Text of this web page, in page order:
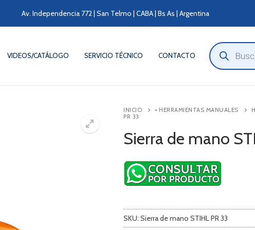
Av. Independencia 772 | San Telmo | CABA | Bs As | Argentina
VIDEOS/CATÁLOGO SERVICIO TÉCNICO CONTACTO
Búsqueda
de
productos
INICIO • HERRAMIENTAS MANUALES
PR 33
Sierra de mano
SKU: Sierra de mano STIHL PR 33